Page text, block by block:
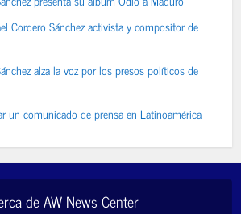
Cordero Sánchez activista y compositor de
alza la voz por los presos políticos de
un comunicado de prensa en Latinoamérica
de AW News Center